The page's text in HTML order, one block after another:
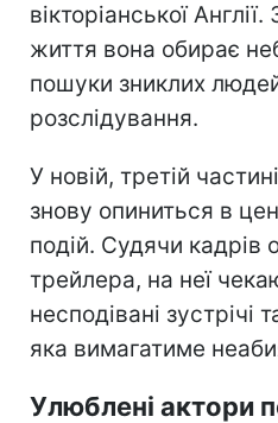
вікторіанської
життя вона обирає
пошуки зниклих
розслідування.
У новій, третій
знову опиниться в
подій. Судячи кадрів
трейлера, на неї
несподівані зустрічі
яка вимагатиме
Улюблені актори